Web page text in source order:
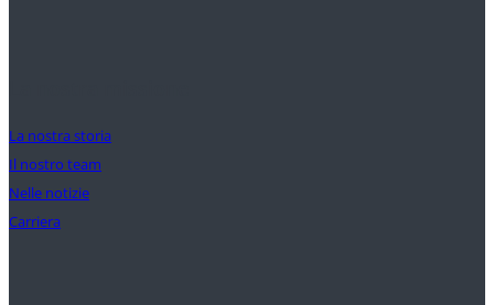
La nostra storia
Il nostro team
Nelle notizie
Carriera